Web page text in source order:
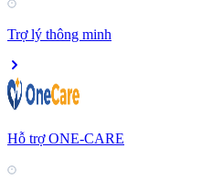
Trợ lý thông minh
Hỗ trợ ONE-CARE